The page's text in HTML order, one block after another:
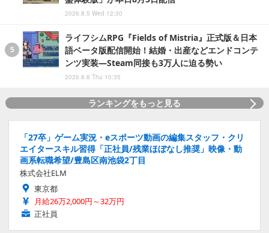
2026.8.5 Wed 12:30
ライフシムRPG『Fields of Mistria』正式版＆日本
語ベータ版配信開始！結婚・出産などエンドコンテ
ンツ実装―Steam同接も3万人に迫る勢い
2026.8.6 Thu 10:35
ランキングをもっと見る
「27卒」ゲーム実況・eスポーツ動画の編集スタッフ・クリ
エイタースキル習得「正社員/残業ほぼなし推奨」映像・動
画系転職希望/豊島区南池袋2丁目
株式会社ELM
東京都
月給26万2,000円～32万円
正社員